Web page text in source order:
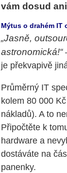
vám dosud
Mýtus o drahém IT
„Jasně,
astronomická!“
je překvapivě
Průměrný IT
kolem 80 000
nákladů). A to
Připočtěte k
hardware a
dostáváte na
panenky.